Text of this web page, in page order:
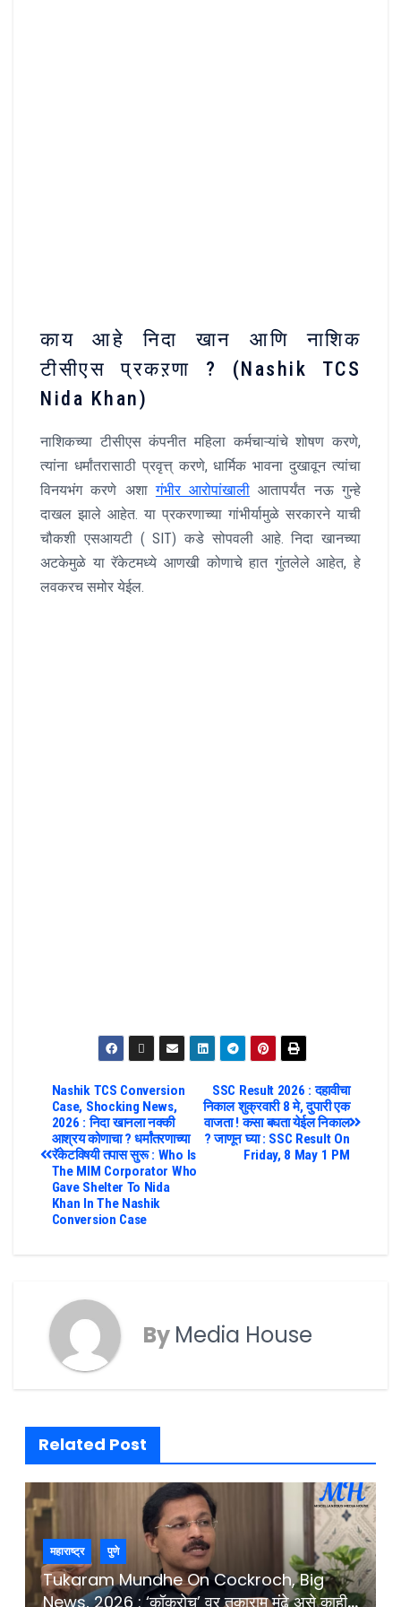
काय आहे निदा खान आणि नाशिक
टीसीएस प्रकऱणा ? (Nashik TCS
Nida Khan)
नाशिकच्या टीसीएस कंपनीत महिला कर्मचाऱ्यांचे शोषण करणे,
त्यांना धर्मांतरासाठी प्रवृत्त् करणे, धार्मिक भावना दुखावून त्यांचा
विनयभंग करणे अशागंभीर आरोपांखाली आतापर्यंत नऊ गुन्हे
दाखल झाले आहेत. या प्रकरणाच्या गांभीर्यामुळे सरकारने याची
चौकशी एसआयटी ( SIT) कडे सोपवली आहे. निदा खानच्या
अटकेमुळे या रॅकेटमध्ये आणखी कोणाचे हात गुंतलेले आहेत, हे
लवकरच समोर येईल.
SSC Result 2026 : दहावीचा
निकाल शुक्रवारी 8 मे, दुपारी एक
वाजता ! कसा बघता येईल निकाल
? जाणून घ्या : SSC Result On
Friday, 8 May 1 PM
Nashik TCS Conversion
Case, Shocking News,
2026 : निदा खानला नक्की
आश्रय कोणाचा ? धर्मांतरणाच्या
रॅकेटविषयी तपास सुरू : Who Is
The MIM Corporator Who
Gave Shelter To Nida
Khan In The Nashik
Conversion Case
By Media House
Related Post
महाराष्ट्र पुणे
Tukaram Mundhe On Cockroch, Big
News, 2026 : ‘कॉकरोच’ वर तुकाराम मुंढे असे काही